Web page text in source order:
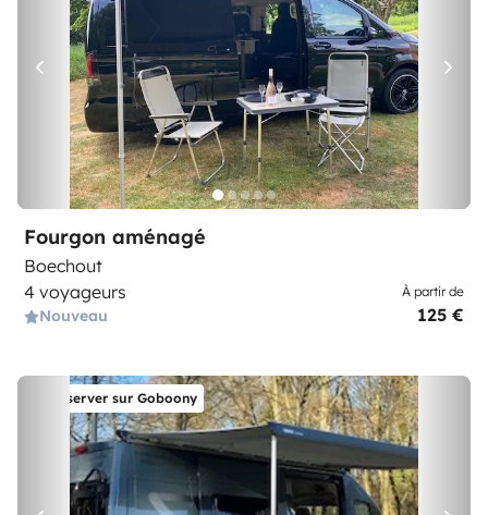
Fourgon aménagé
Boechout
4 voyageurs
Nouveau
À partir de
125 €
Réserver sur Goboony